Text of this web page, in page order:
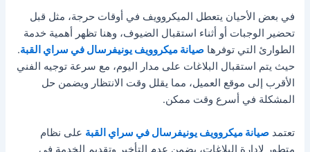
في بعض الأحيان يتعطل الميكروويف في أوقات حرجة، مثل قبل
تحضير الوجبات أو أثناء استقبال الضيوف، وهنا تظهر أهمية خدمة
الطوارئ التي توفرهاصيانة ميكروويف يونيفرسال في سراي القبة.
حيث يتم استقبال البلاغات على مدار اليوم، مع سرعة توجيه الفني
الأقرب إلى موقع العميل، مما يقلل وقت الانتظار ويضمن حل
المشكلة في أسرع وقت ممكن.
تعتمدصيانة ميكروويف يونيفرسال في سراي القبة على نظام
متطور لإدارة البلاغات، يضمن عدم التأخير وتقديم الخدمة في